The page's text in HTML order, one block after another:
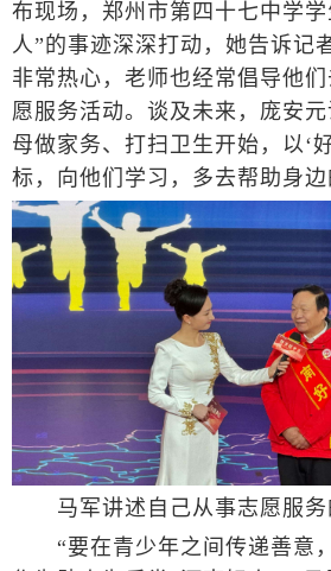
布现场，郑州市第四十七中学
人”的事迹深深打动，她告诉记
非常热心，老师也经常倡导他
愿服务活动。谈及未来，庞安
母做家务、打扫卫生开始，以‘
标，向他们学习，多去帮助身边
马军讲述自己从事志愿服务
“要在青少年之间传递善意